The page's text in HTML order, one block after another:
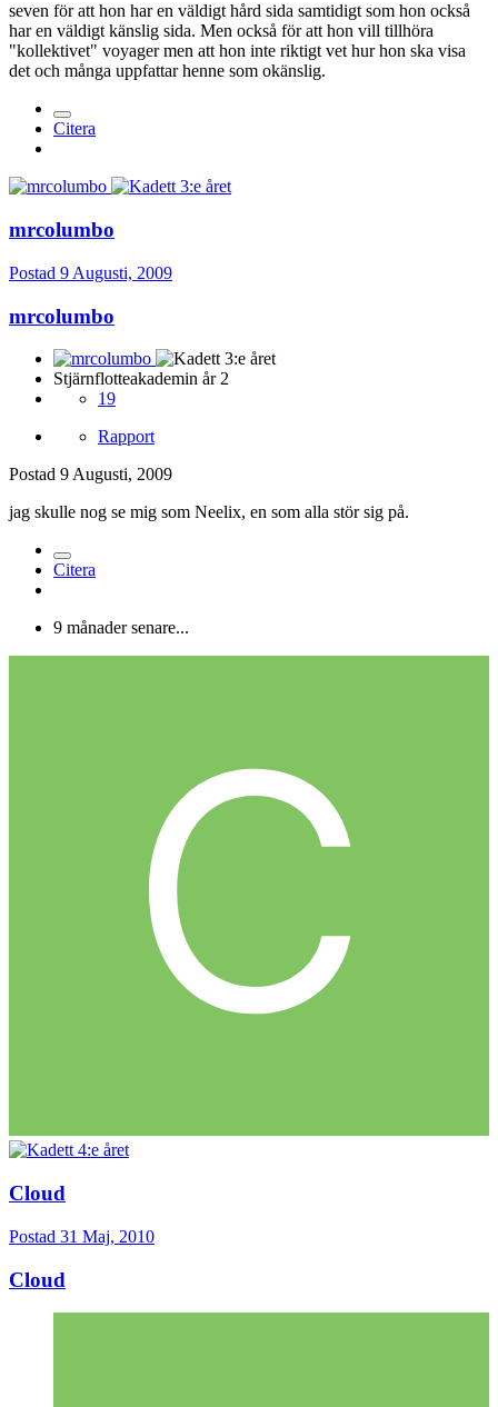
seven för att hon har en väldigt hård sida samtidigt som hon också
har en väldigt känslig sida. Men också för att hon vill tillhöra
"kollektivet" voyager men att hon inte riktigt vet hur hon ska visa
det och många uppfattar henne som okänslig.
Citera
mrcolumbo
Postad 9 Augusti, 2009
mrcolumbo
Stjärnflotteakademin år 2
19
Rapport
Postad 9 Augusti, 2009
jag skulle nog se mig som Neelix, en som alla stör sig på.
Citera
9 månader senare...
Cloud
Postad 31 Maj, 2010
Cloud